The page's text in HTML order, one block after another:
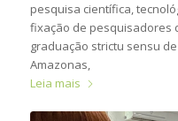
pesquisa científica,
fixação de pesquisadores
graduação strictu sensu
Amazonas,
Leia mais